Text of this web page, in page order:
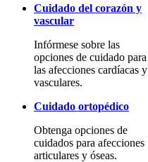
Cuidado del corazón y
vascular
Infórmese sobre las
opciones de cuidado para
las afecciones cardíacas y
vasculares.
Cuidado ortopédico
Obtenga opciones de
cuidados para afecciones
articulares y óseas.